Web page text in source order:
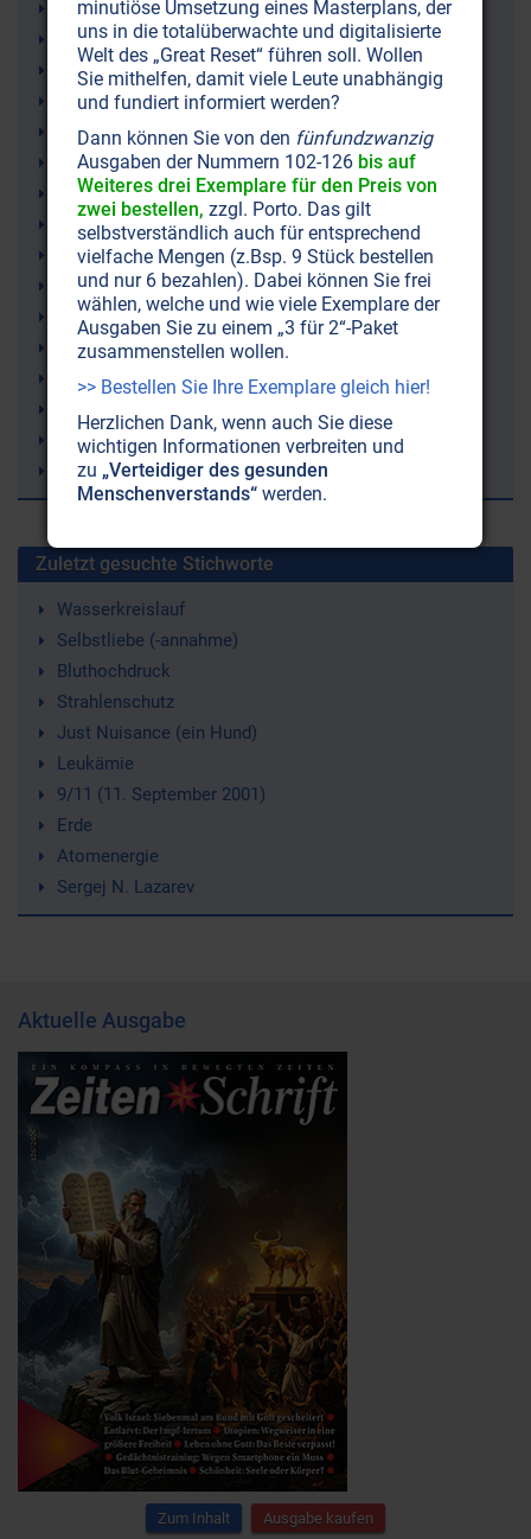
Dichter
Shoa
Seele
Rassismus
Nationalsozialismus (Nazis)
Antisemitismus
Kulturen
Judaismus (Judentum)
Holocaust
Hölderlin
Hitler
Geist
Freiheit
Devas
Deutschland
Zuletzt gesuchte Stichworte
Wasserkreislauf
Selbstliebe (-annahme)
Bluthochdruck
Strahlenschutz
Just Nuisance (ein Hund)
Leukämie
9/11 (11. September 2001)
Erde
Atomenergie
Sergej N. Lazarev
Aktuelle Ausgabe
Zum Inhalt Ausgabe kaufen
minutiöse Umsetzung eines Masterplans, der
uns in die totalüberwachte und digitalisierte
Welt des „Great Reset“ führen soll. Wollen
Sie mithelfen, damit viele Leute unabhängig
und fundiert informiert werden?
Dann können Sie von den fünfundzwanzig
Ausgaben der Nummern 102-126 bis auf
Weiteres drei Exemplare für den Preis von
zwei bestellen, zzgl. Porto. Das gilt
selbstverständlich auch für entsprechend
vielfache Mengen (z.Bsp. 9 Stück bestellen
und nur 6 bezahlen). Dabei können Sie frei
wählen, welche und wie viele Exemplare der
Ausgaben Sie zu einem „3 für 2“-Paket
zusammenstellen wollen.
>> Bestellen Sie Ihre Exemplare gleich hier!
Herzlichen Dank, wenn auch Sie diese
wichtigen Informationen verbreiten und
zu „Verteidiger des gesunden
Menschenverstands“ werden.